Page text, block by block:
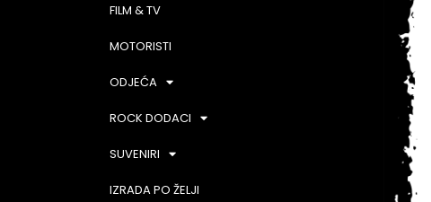
FILM & TV
MOTORISTI
ODJEĆA
ROCK DODACI
SUVENIRI
IZRADA PO ŽELJI